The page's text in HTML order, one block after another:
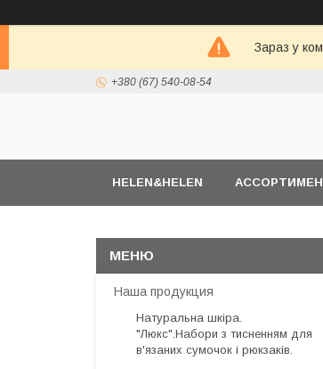
Зараз у
+380 (67) 540-08-54
HELEN&HELEN
Наша продукция
Натуральна шкіра.
"Люкс".Набори з тисненням для
в'язаних сумочок і рюкзаків.